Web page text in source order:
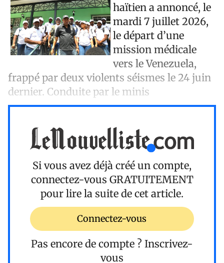
haïtien a annoncé, le
mardi 7 juillet 2026,
le départ d’une
mission médicale
vers le Venezuela,
frappé par deux violents séismes le 24 juin
dernier. Conduite par le minis
Si vous avez déjà créé un compte,
connectez-vous GRATUITEMENT
pour lire la suite de cet article.
Connectez-vous
Pas encore de compte ? Inscrivez-
vous